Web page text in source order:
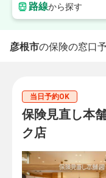
路線から探す
彦根市の保険の窓口
当日予約OK
保険見直し本
ク店